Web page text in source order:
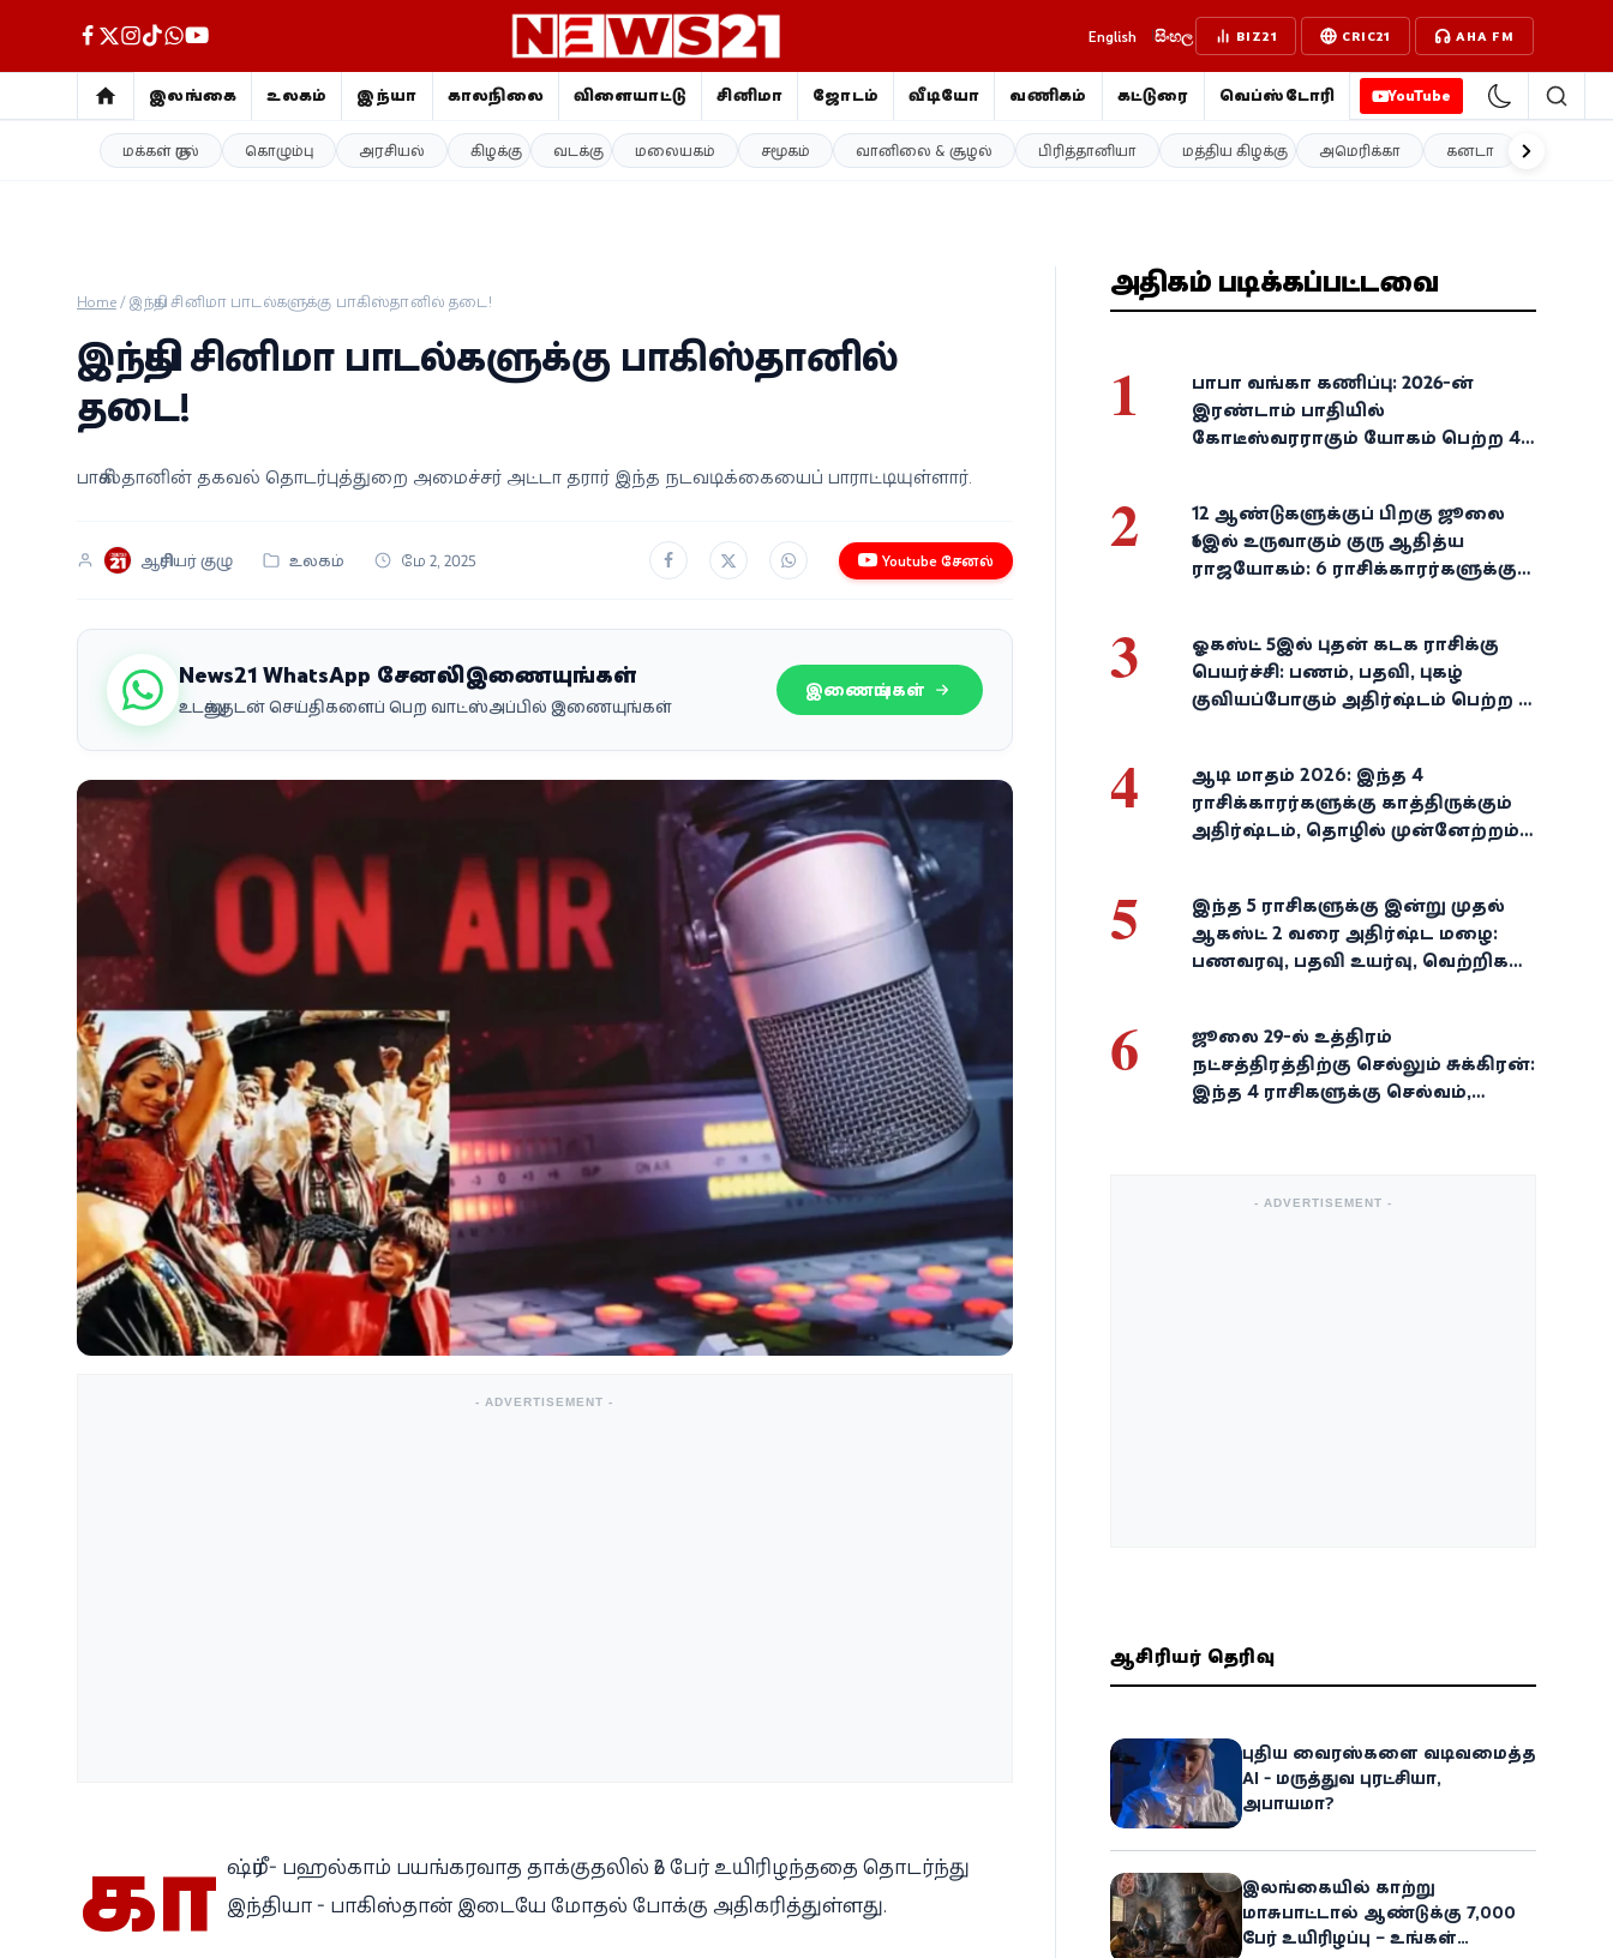
English සිංහල BIZ21 CRIC21 AHA FM
இலங்கை உலகம் இந்தியா காலநிலை விளையாட்டு சினிமா ஜோதிடம் வீடியோ வணிகம் கட்டுரை வெப்ஸ்டோரி YouTube
மக்கள் குரல் கொழும்பு அரசியல் கிழக்கு வடக்கு மலையகம் சமூகம் வானிலை & சூழல் பிரித்தானியா மத்திய கிழக்கு அமெரிக்கா கனடா
இலங்கை
விளையாட்டு
வீடியோ
வணிகம்
வெப்ஸ்டோரி
தமிழ்
Home/இந்திய சினிமா பாடல்களுக்கு பாகிஸ்தானில் தடை!
இந்திய சினிமா பாடல்களுக்கு பாகிஸ்தானில்
தடை!
பாகிஸ்தானின் தகவல் தொடர்புத்துறை அமைச்சர் அட்டா தரார் இந்த நடவடிக்கையைப் பாராட்டியுள்ளார்.
ஆசிரியர் குழு உலகம் மே 2, 2025 Youtube சேனல்
News21 WhatsApp சேனலில் இணையுங்கள்
உடனுக்குடன் செய்திகளைப் பெற வாட்ஸ்அப்பில் இணையுங்கள்
இணையுங்கள்
- ADVERTISEMENT -
கா ஷ்மீர் - பஹல்காம் பயங்கரவாத தாக்குதலில் 26 பேர் உயிரிழந்ததை தொடர்ந்து
இந்தியா - பாகிஸ்தான் இடையே மோதல் போக்கு அதிகரித்துள்ளது.
அதிகம் படிக்கப்பட்டவை
1
பாபா வங்கா கணிப்பு: 2026-ன்
இரண்டாம் பாதியில்
கோடீஸ்வரராகும் யோகம் பெற்ற 4
2
12 ஆண்டுகளுக்குப் பிறகு ஜூலை
16இல் உருவாகும் குரு ஆதித்ய
ராஜயோகம்: 6 ராசிக்காரர்களுக்கு
3
ஓகஸ்ட் 5இல் புதன் கடக ராசிக்கு
பெயர்ச்சி: பணம், பதவி, புகழ்
குவியப்போகும் அதிர்ஷ்டம் பெற்ற 3
4
ஆடி மாதம் 2026: இந்த 4
ராசிக்காரர்களுக்கு காத்திருக்கும்
அதிர்ஷ்டம், தொழில் முன்னேற்றம்,
5
இந்த 5 ராசிகளுக்கு இன்று முதல்
ஆகஸ்ட் 2 வரை அதிர்ஷ்ட மழை:
பணவரவு, பதவி உயர்வு, வெற்றிகள்
6
ஜூலை 29-ல் உத்திரம்
நட்சத்திரத்திற்கு செல்லும் சுக்கிரன்:
இந்த 4 ராசிகளுக்கு செல்வம்,
- ADVERTISEMENT -
ஆசிரியர் தெரிவு
புதிய வைரஸ்களை வடிவமைத்த
AI - மருத்துவ புரட்சியா,
அபாயமா?
இலங்கையில் காற்று
மாசுபாட்டால் ஆண்டுக்கு 7,000
பேர் உயிரிழப்பு – உங்கள்